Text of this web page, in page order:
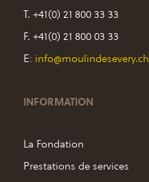
T. +41(0) 21 800 33 33
F. +41(0) 21 800 03 33
E: info@moulindesevery.ch
INFORMATION
La Fondation
Prestations de services